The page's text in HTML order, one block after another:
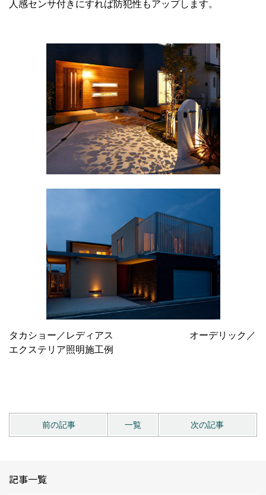
人感センサ付きにすれば防犯性もアップします。
タカショー／レディアス オーデリック／
エクステリア照明施工例
前の記事 一覧 次の記事
記事一覧